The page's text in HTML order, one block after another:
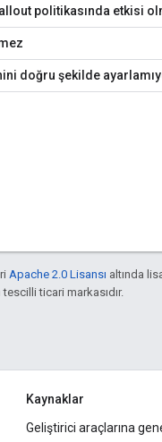
politikasında etkisi
doğru şekilde
Apache 2.0 Lisansı altında
ticari markasıdır.
Kaynaklar
Geliştirici araçlarına